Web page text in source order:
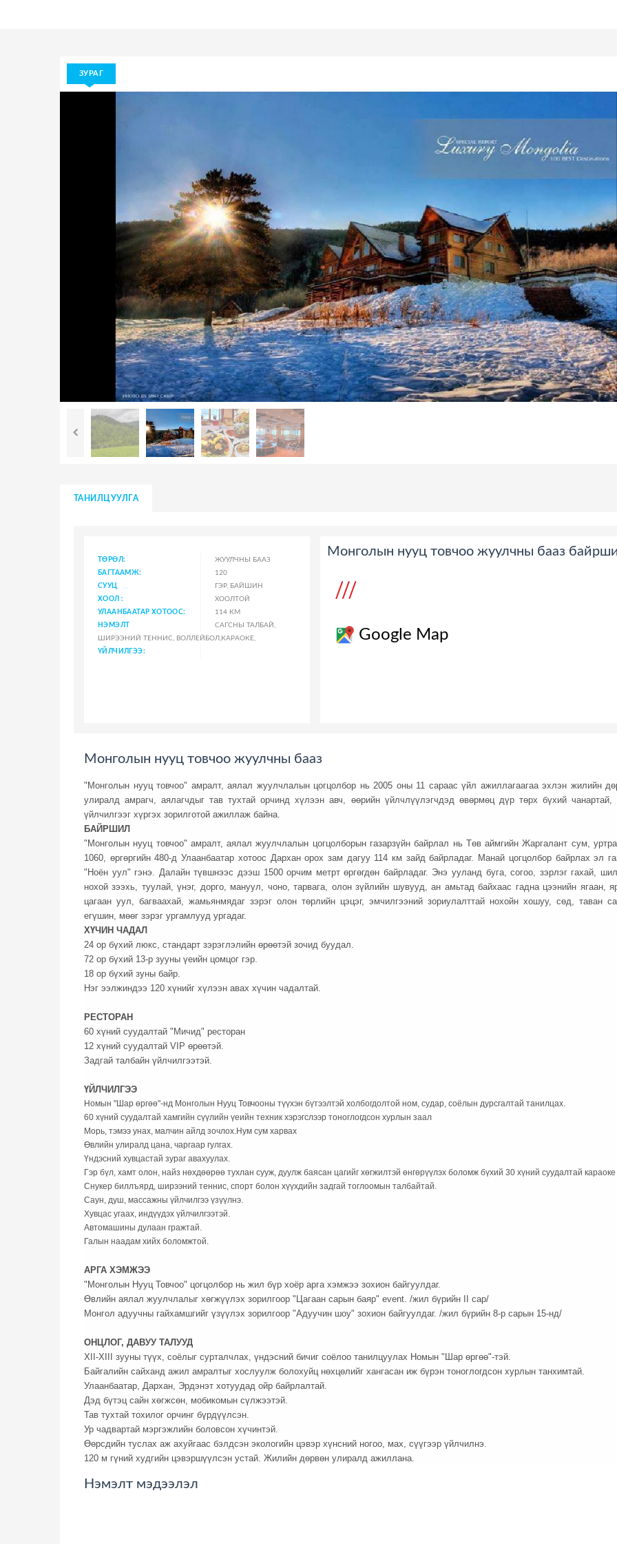
ЗУРАГ
ТАНИЛЦУУЛГА
ТӨРӨЛ:
ЖУУЛЧНЫ БААЗ
БАГТААМЖ:
120
СУУЦ
ГЭР, БАЙШИН
ХООЛ :
ХООЛТОЙ
УЛААНБААТАР ХОТООС:
114 КМ
НЭМЭЛТ
САГСНЫ ТАЛБАЙ,
ШИРЭЭНИЙ ТЕННИС, ВОЛЛЕЙБОЛ,КАРАОКЕ,
ҮЙЛЧИЛГЭЭ:
Монголын нууц товчоо жуулчны бааз
Google Map
Монголын нууц товчоо жуулчны бааз
"Монголын нууц товчоо" амралт, аялал жуулчлалын цогцолбор нь 2005 оны 11 сараас үйл ажиллагаагаа эхлэн жилийн
улиралд амрагч, аялагчдыг тав тухтай орчинд хүлээн авч, өөрийн үйлчлүүлэгчдэд өвөрмөц дүр төрх бүхий чанартай,
үйлчилгээг хүргэх зорилготой ажиллаж байна.
БАЙРШИЛ
"Монголын нууц товчоо" амралт, аялал жуулчлалын цогцолборын газарзүйн байрлал нь Төв аймгийн Жаргалант сум,
1060, өргөргийн 480-д Улаанбаатар хотоос Дархан орох зам дагуу 114 км зайд байрладаг. Манай цогцолбор байрлах эл
"Ноён уул" гэнэ. Далайн түвшнээс дээш 1500 орчим метрт өргөгдөн байрладаг. Энэ ууланд буга, согоо, зэрлэг гахай,
нохой зээхь, туулай, үнэг, дорго, мануул, чоно, тарвага, олон зүйлийн шувууд, ан амьтад байхаас гадна цээнийн ягаан,
цагаан уул, багваахай, жамьянмядаг зэрэг олон төрлийн цэцэг, эмчилгээний зориулалттай нохойн хошуу, сөд, таван
егүшин, мөөг зэрэг ургамлууд ургадаг.
ХҮЧИН ЧАДАЛ
24 ор бүхий люкс, стандарт зэрэглэлийн өрөөтэй зочид буудал.
72 ор бүхий 13-р зууны үеийн цомцог гэр.
18 ор бүхий зуны байр.
Нэг ээлжиндээ 120 хүнийг хүлээн авах хүчин чадалтай.
РЕСТОРАН
60 хүний суудалтай "Мичид" ресторан
12 хүний суудалтай VIP өрөөтэй.
Задгай талбайн үйлчилгээтэй.
ҮЙЛЧИЛГЭЭ
Номын "Шар өргөө"-нд Монголын Нууц Товчооны түүхэн бүтээлтэй холбогдолтой ном, судар, соёлын дурсгалтай танилцах.
60 хүний суудалтай хамгийн сүүлийн үеийн техник хэрэгслээр тоноглогдсон хурлын заал
Морь, тэмээ унах, малчин айлд зочлох.Нум сум харвах
Өвлийн улиралд цана, чаргаар гулгах.
Үндэсний хувцастай зураг авахуулах.
Гэр бүл, хамт олон, найз нөхдөөрөө тухлан сууж, дуулж баясан цагийг хөгжилтэй өнгөрүүлэх боломж бүхий 30 хүний суудалтай
Снукер биллъярд, ширээний теннис, спорт болон хүүхдийн задгай тоглоомын талбайтай.
Саун, душ, массажны үйлчилгээ үзүүлнэ.
Хувцас угаах, индүүдэх үйлчилгээтэй.
Автомашины дулаан гражтай.
Галын наадам хийх боломжтой.
АРГА ХЭМЖЭЭ
"Монголын Нууц Товчоо" цогцолбор нь жил бүр хоёр арга хэмжээ зохион байгуулдаг.
Өвлийн аялал жуулчлалыг хөгжүүлэх зорилгоор "Цагаан сарын баяр" event. /жил бүрийн II сар/
Монгол адуучны гайхамшгийг үзүүлэх зорилгоор "Адуучин шоу" зохион байгуулдаг. /жил бүрийн 8-р сарын 15-нд/
ОНЦЛОГ, ДАВУУ ТАЛУУД
XII-XIII зууны түүх, соёлыг сурталчлах, үндэсний бичиг соёлоо танилцуулах Номын "Шар өргөө"-тэй.
Байгалийн сайханд ажил амралтыг хослуулж болохуйц нөхцөлийг хангасан иж бүрэн тоноглогдсон хурлын танхимтай.
Улаанбаатар, Дархан, Эрдэнэт хотуудад ойр байрлалтай.
Дэд бүтэц сайн хөгжсөн, мобикомын сүлжээтэй.
Тав тухтай тохилог орчинг бүрдүүлсэн.
Ур чадвартай мэргэжлийн боловсон хүчинтэй.
Өөрсдийн туслах аж ахуйгаас бэлдсэн экологийн цэвэр хүнсний ногоо, мах, сүүгээр үйлчилнэ.
120 м гүний худгийн цэвэршүүлсэн устай. Жилийн дөрвөн улиралд ажиллана.
Нэмэлт мэдээлэл